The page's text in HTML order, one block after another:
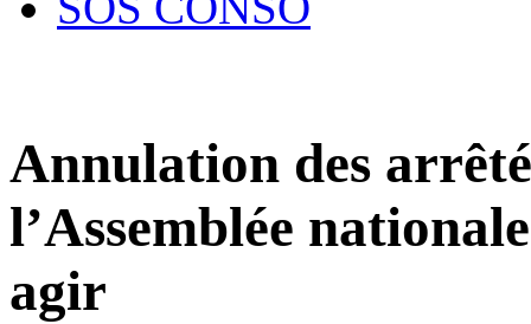
Annulation des
l’Assemblée
agir